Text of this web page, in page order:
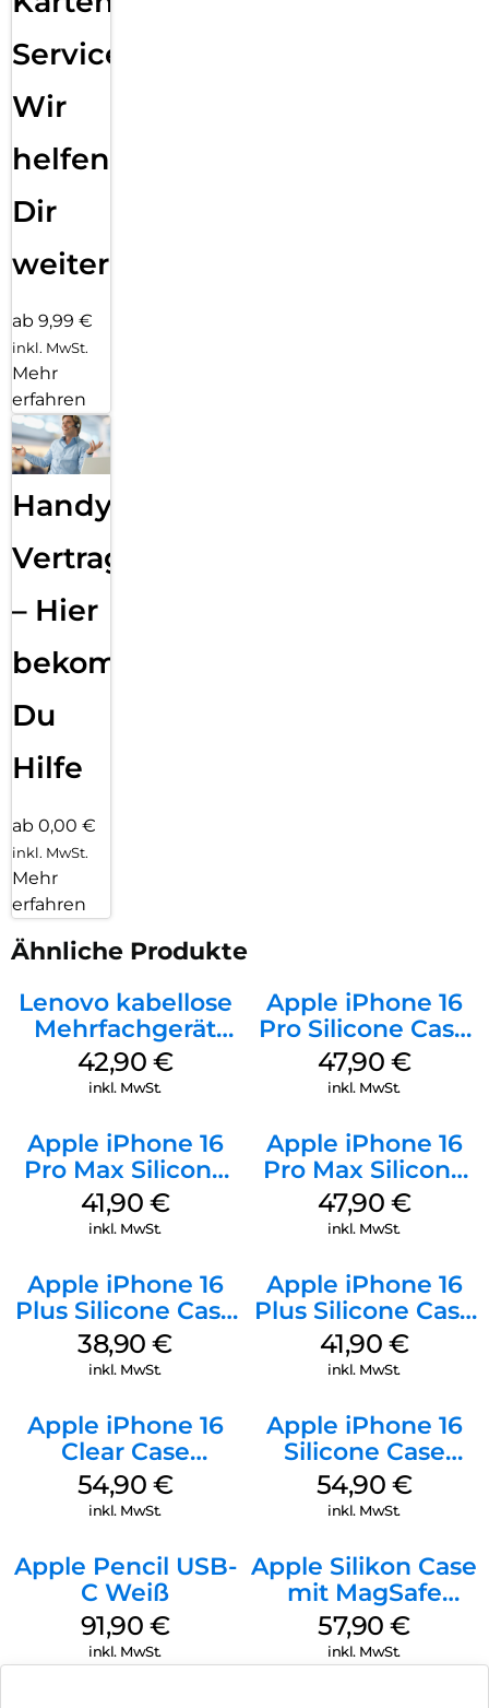
Service:
Wir
helfen
Dir
weiter
ab 9,99 €
inkl. MwSt.
Mehr
erfahren
Handy
Vertragsabwicklung
– Hier
bekommst
Du
Hilfe
ab 0,00 €
inkl. MwSt.
Mehr
erfahren
Ähnliche Produkte
Lenovo kabellose
Mehrfachgerät
Luna Grey
42,90 €
inkl. MwSt.
Apple iPhone 16
Pro Silicone Case
MagSafe Denim
47,90 €
inkl. MwSt.
Apple iPhone 16
Pro Max Silicone
Case MagSafe
Ultramarine
41,90 €
inkl. MwSt.
Apple iPhone 16
Pro Max Silicone
Case MagSafe
Black
47,90 €
inkl. MwSt.
Apple iPhone 16
Plus Silicone Case
MagSafe Denim
38,90€
inkl. MwSt.
Apple iPhone 16
Plus Silicone Case
MagSafe Stone
Gray
41,90 €
inkl. MwSt.
Apple iPhone 16
Clear Case
MagSafe
Transparent
54,90 €
inkl. MwSt.
Apple iPhone 16
Silicone Case
MagSafe Black
54,90 €
inkl. MwSt.
Apple Pencil USB-
C Weiß
91,90 €
inkl. MwSt.
Apple Silikon Case
mit MagSafe
iPhone 14 Pro
(PRODUCT)RED
57,90€
inkl. MwSt.